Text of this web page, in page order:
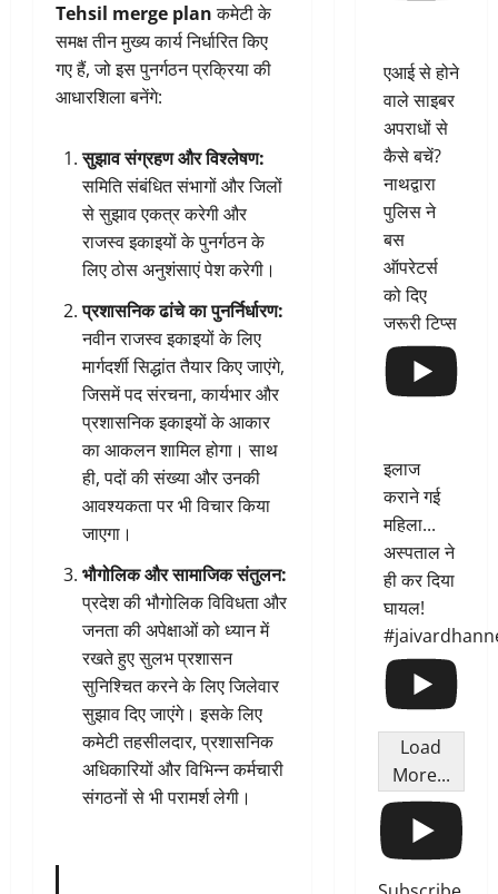
Tehsil merge planकमेटी के
समक्ष तीन मुख्य कार्य निर्धारित किए
गए हैं, जो इस पुनर्गठन प्रक्रिया की
आधारशिला बनेंगे:
सुझाव संग्रहण और विश्लेषण:
समिति संबंधित संभागों और जिलों
से सुझाव एकत्र करेगी और
राजस्व इकाइयों के पुनर्गठन के
लिए ठोस अनुशंसाएं पेश करेगी।
प्रशासनिक ढांचे का पुनर्निर्धारण:
नवीन राजस्व इकाइयों के लिए
मार्गदर्शी सिद्धांत तैयार किए जाएंगे,
जिसमें पद संरचना, कार्यभार और
प्रशासनिक इकाइयों के आकार
का आकलन शामिल होगा। साथ
ही, पदों की संख्या और उनकी
आवश्यकता पर भी विचार किया
जाएगा।
भौगोलिक और सामाजिक संतुलन:
प्रदेश की भौगोलिक विविधता और
जनता की अपेक्षाओं को ध्यान में
रखते हुए सुलभ प्रशासन
सुनिश्चित करने के लिए जिलेवार
सुझाव दिए जाएंगे। इसके लिए
कमेटी तहसीलदार, प्रशासनिक
अधिकारियों और विभिन्न कर्मचारी
संगठनों से भी परामर्श लेगी।
एआई से होने
वाले साइबर
अपराधों से
कैसे बचें?
नाथद्वारा
पुलिस ने
बस
ऑपरेटर्स
को दिए
जरूरी टिप्स
इलाज
कराने गई
महिला...
अस्पताल ने
ही कर दिया
घायल!
Load
More...